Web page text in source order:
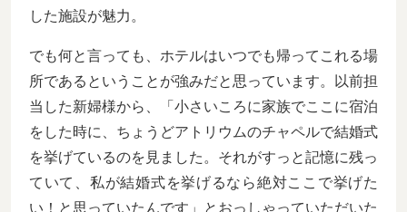
した施設が魅力。
でも何と言っても、ホテルはいつでも帰ってこれる場
所であるということが強みだと思っています。以前担
当した新婦様から、「小さいころに家族でここに宿泊
をした時に、ちょうどアトリウムのチャペルで結婚式
を挙げているのを見ました。それがすっと記憶に残っ
ていて、私が結婚式を挙げるなら絶対ここで挙げた
い！と思っていたんです」とおっしゃっていただいた